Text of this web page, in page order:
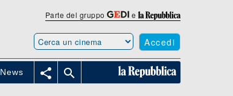
Parte del gruppo e
Accedi
News  